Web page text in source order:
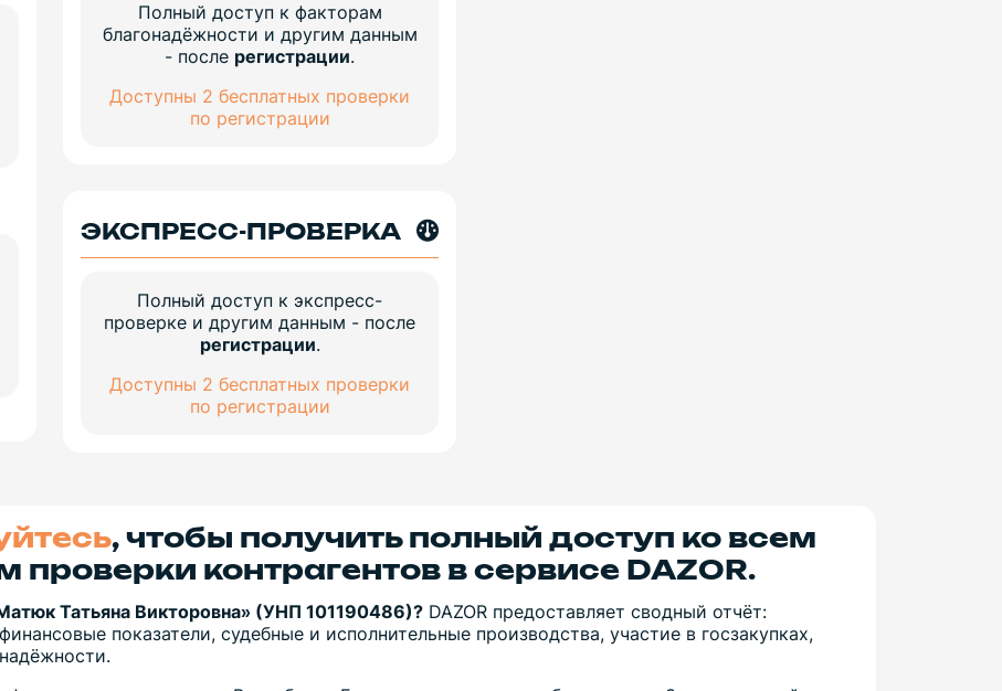
Полный доступ к факторам
благонадёжности и другим данным
- после регистрации.
Доступны 2 бесплатных проверки
по регистрации
ЭКСПРЕСС-ПРОВЕРКА
Полный доступ к экспресс-
проверке и другим данным - после
регистрации.
Доступны 2 бесплатных проверки
по регистрации
, чтобы получить полный доступ ко всем
проверки контрагентов в сервисе DAZOR.
Татьяна Викторовна» (УНП 101190486)? DAZOR предоставляет сводный отчёт:
показатели, судебные и исполнительные производства, участие в госзакупках,